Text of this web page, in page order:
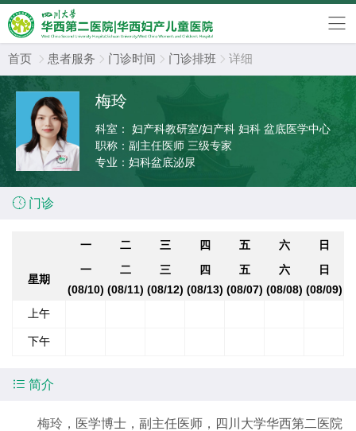
首页  患者服务  门诊时间  门诊排班  详细
梅玲
科室：
妇产科教研室/妇产科 妇科 盆底医学中心
职称： 副主任医师 三级专家
专业： 妇科盆底泌尿
 门诊
一 二 三 四 五 六 日
星期
一
(08/10)
二
(08/11)
三
(08/12)
四
(08/13)
五
(08/07)
六
(08/08)
日
(08/09)
上午
下午
 简介
梅玲 ，医学博士，副主任医师，四川大学华西第二医院